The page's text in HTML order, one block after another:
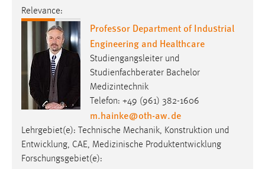
Relevance:
Professor Department of Industrial
Engineering and Healthcare
Studiengangsleiter und
Studienfachberater Bachelor
Medizintechnik
Telefon: +49 (961) 382-1606
m.hainke@oth-aw.de
Lehrgebiet(e): Technische Mechanik, Konstruktion und
Entwicklung, CAE, Medizinische Produktentwicklung
Forschungsgebiet(e):